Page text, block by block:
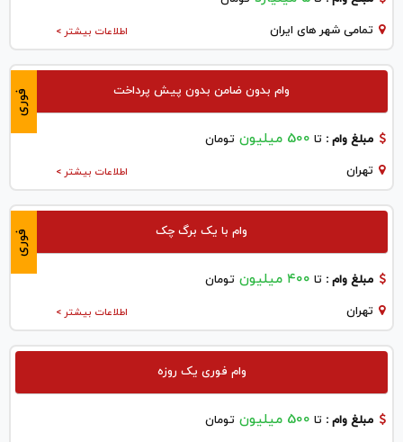
اطلاعات بیشتر > تمامی شهر های ایران
فوری وام بدون ضامن بدون پیش پرداخت
مبلغ وام : تا 500 میلیون تومان
اطلاعات بیشتر > تهران
فوری وام با یک برگ چک
مبلغ وام : تا ۴۰۰ میلیون تومان
اطلاعات بیشتر > تهران
وام فوری یک روزه
مبلغ وام : تا 500 میلیون تومان